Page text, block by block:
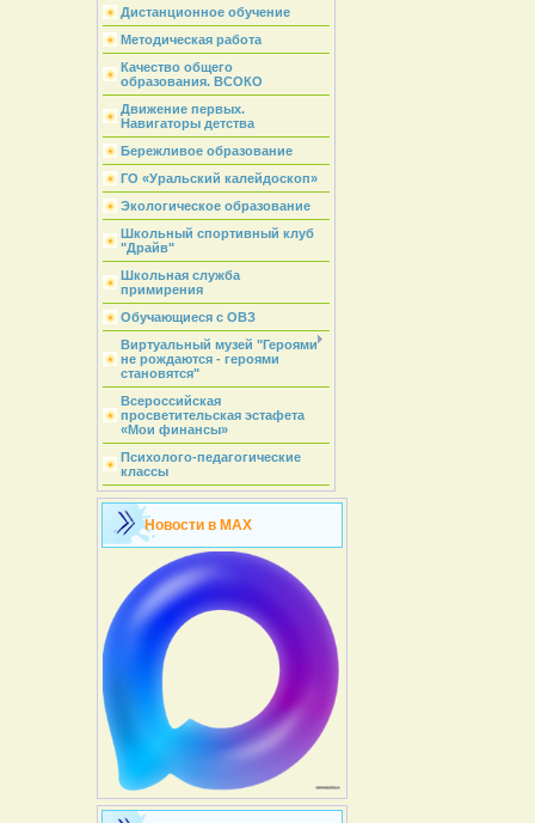
Дистанционное обучение
Методическая работа
Качество общего
образования. ВСОКО
Движение первых.
Навигаторы детства
Бережливое образование
ГО «Уральский калейдоскоп»
Экологическое образование
Школьный спортивный клуб
"Драйв"
Школьная служба
примирения
Обучающиеся с ОВЗ
Виртуальный музей "Героями
не рождаются - героями
становятся"
Всероссийская
просветительская эстафета
«Мои финансы»
Психолого-педагогические
классы
Новости в MAX